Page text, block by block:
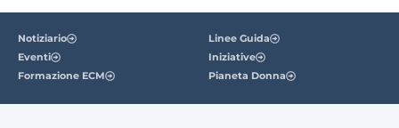
Notiziario
Eventi
Formazione ECM
Linee Guida
Iniziative
Pianeta Donna